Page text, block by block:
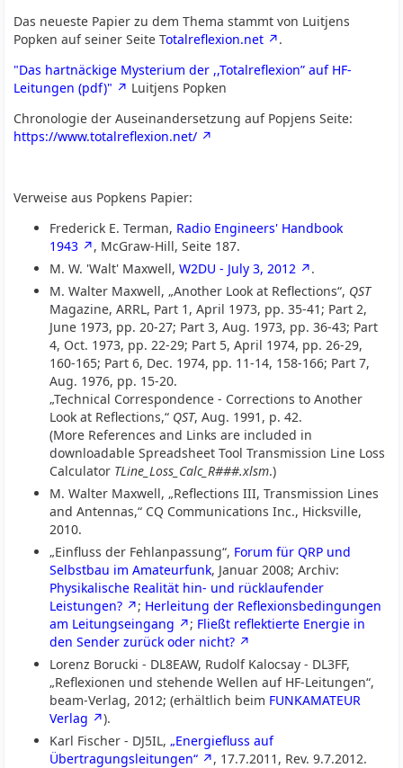
Das neueste Papier zu dem Thema stammt von Luitjens
Popken auf seiner Seite Totalreflexion.net
.
"Das hartnäckige Mysterium der ,,Totalreflexion” auf HF-
Leitungen (pdf)"
Luitjens Popken
Chronologie der Auseinandersetzung auf Popjens Seite:
https://www.totalreflexion.net/
Verweise aus Popkens Papier:
Frederick E. Terman, Radio Engineers' Handbook
1943
, McGraw-Hill, Seite 187.
M. W. 'Walt' Maxwell,W2DU - July 3, 2012
.
M. Walter Maxwell, „Another Look at Reflections“, QST
Magazine, ARRL, Part 1, April 1973, pp. 35-41; Part 2,
June 1973, pp. 20-27; Part 3, Aug. 1973, pp. 36-43; Part
4, Oct. 1973, pp. 22-29; Part 5, April 1974, pp. 26-29,
160-165; Part 6, Dec. 1974, pp. 11-14, 158-166; Part 7,
Aug. 1976, pp. 15-20.
„Technical Correspondence - Corrections to Another
Look at Reflections,“ QST, Aug. 1991, p. 42.
(More References and Links are included in
downloadable Spreadsheet Tool Transmission Line Loss
Calculator TLine_Loss_Calc_R###.xlsm.)
M. Walter Maxwell, „Reflections III, Transmission Lines
and Antennas,“ CQ Communications Inc., Hicksville,
2010.
„Einfluss der Fehlanpassung“, Forum für QRP und
Selbstbau im Amateurfunk, Januar 2008; Archiv:
Physikalische Realität hin- und rücklaufender
Leistungen?
; Herleitung der Reflexionsbedingungen
am Leitungseingang
; Fließt reflektierte Energie in
den Sender zurück oder nicht?
Lorenz Borucki - DL8EAW, Rudolf Kalocsay - DL3FF,
„Reflexionen und stehende Wellen auf HF-Leitungen“,
beam-Verlag, 2012; (erhältlich beim FUNKAMATEUR
Verlag
).
Karl Fischer - DJ5IL,„Energiefluss auf
Übertragungsleitungen“
, 17.7.2011, Rev. 9.7.2012.